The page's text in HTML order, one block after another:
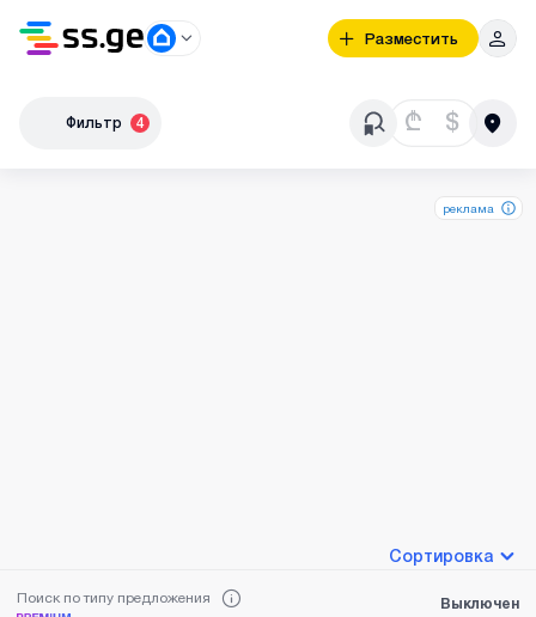
Разместить
Фильтр 4 ₾ $
реклама
Сортировка
Поиск по типу предложения Выключен